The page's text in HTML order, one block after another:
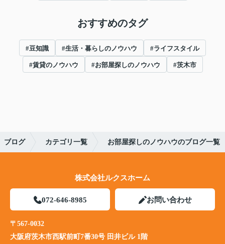
おすすめのタグ
#豆知識 #生活・暮らしのノウハウ #ライフスタイル
#賃貸のノウハウ #お部屋探しのノウハウ #茨木市
ブログ カテゴリ一覧 お部屋探しのノウハウのブログ一覧
株式会社ルクスホーム
072-646-8985 お問い合わせ
〒567-0032
大阪府茨木市西駅前町7番30号 田井ビル 1階